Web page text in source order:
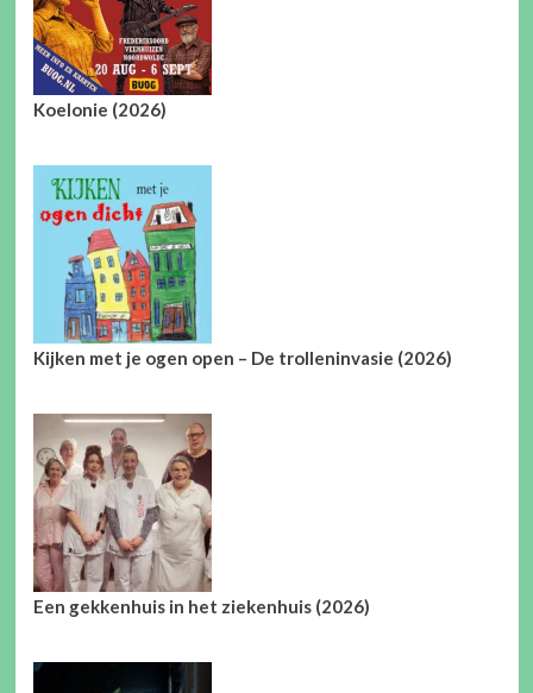
Koelonie (2026)
Kijken met je ogen open – De trolleninvasie (2026)
Een gekkenhuis in het ziekenhuis (2026)